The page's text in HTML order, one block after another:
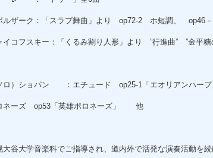
ルザーク：「スラブ舞曲」より op72-2 ホ短調、 op46
イコフスキー：「くるみ割り人形」より ”行進曲” ”金平
ロ）ショパン ：エチュード op25-1「エオリアンハープ
ネーズ op53「英雄ポロネーズ」 他
大谷大学音楽科でご指導され、道内外で活発な演奏活動を